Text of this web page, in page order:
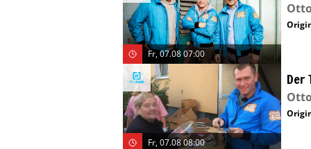
Fr, 07.08 07:00
Fr, 07.08 08:00
Der